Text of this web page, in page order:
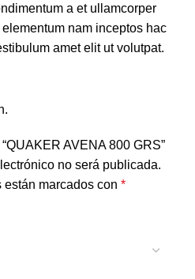
a et ullamcorper
nam inceptos hac
amet elit ut volutpat.
AVENA 800 GRS”
no será publicada.
están marcados con *